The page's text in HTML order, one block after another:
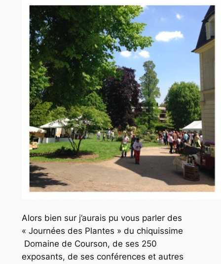
Alors bien sur j’aurais pu vous parler des
« Journées des Plantes » du chiquissime
Domaine de Courson, de ses 250
exposants, de ses conférences et autres